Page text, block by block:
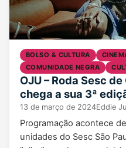
BOLSO & CULTURA
COMUNIDADE NEGRA
OJU – Roda Sesc
chega a sua 3ª
13 de março de 2024Eddie
Programação acontece
unidades do Sesc São